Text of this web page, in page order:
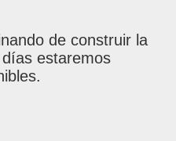
de construir la
estaremos